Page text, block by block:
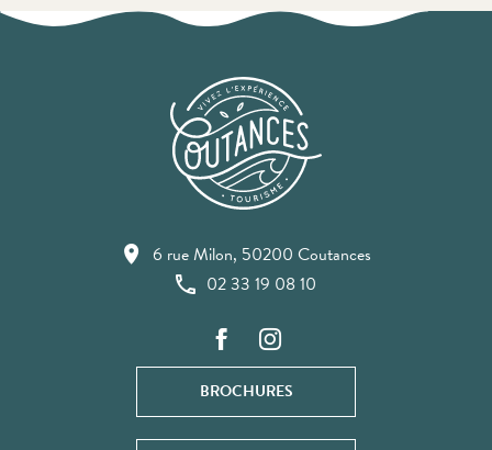
6 rue Milon, 50200 Coutances
02 33 19 08 10
BROCHURES